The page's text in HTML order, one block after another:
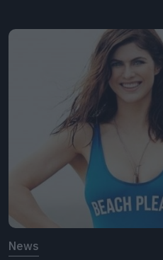
News